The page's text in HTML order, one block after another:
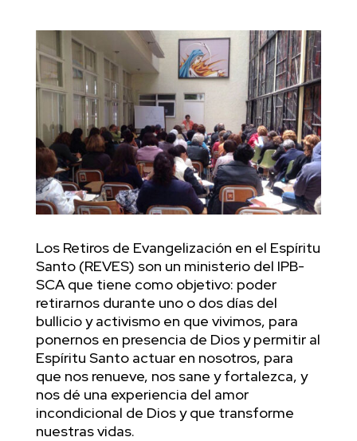
Los Retiros de Evangelización en el Espíritu
Santo (REVES) son un ministerio del IPB-
SCA que tiene como objetivo: poder
retirarnos durante uno o dos días del
bullicio y activismo en que vivimos, para
ponernos en presencia de Dios y permitir al
Espíritu Santo actuar en nosotros, para
que nos renueve, nos sane y fortalezca, y
nos dé una experiencia del amor
incondicional de Dios y que transforme
nuestras vidas.